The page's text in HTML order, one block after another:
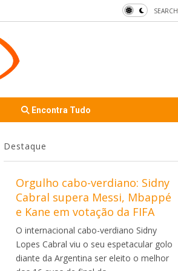
SEARCH
Encontra Tudo
Destaque
Orgulho cabo-verdiano: Sidny
Cabral supera Messi, Mbappé
e Kane em votação da FIFA
O internacional cabo-verdiano Sidny
Lopes Cabral viu o seu espetacular golo
diante da Argentina ser eleito o melhor